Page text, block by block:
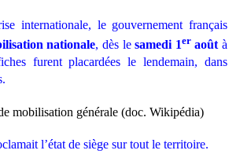
internationale, le gouvernement français
nationale, dès lesamedi 1eraoût à
furent placardées le lendemain, dans
mobilisation générale (doc. Wikipédia)
l’état de siège sur tout le territoire.